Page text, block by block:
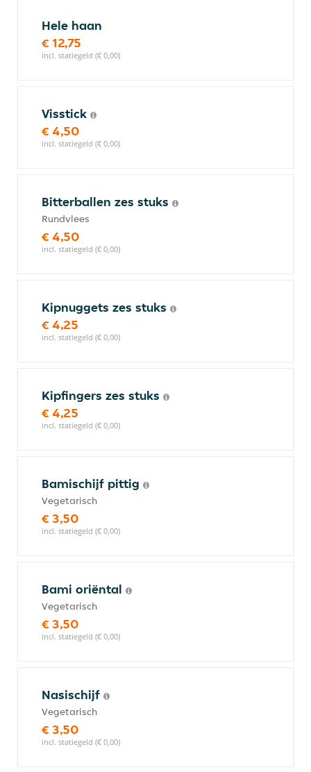
Hele haan
€ 12,75
incl. statiegeld (€ 0,00)
Visstick
€ 4,50
incl. statiegeld (€ 0,00)
Bitterballen zes stuks
Rundvlees
€ 4,50
incl. statiegeld (€ 0,00)
Kipnuggets zes stuks
€ 4,25
incl. statiegeld (€ 0,00)
Kipfingers zes stuks
€ 4,25
incl. statiegeld (€ 0,00)
Bamischijf pittig
Vegetarisch
€ 3,50
incl. statiegeld (€ 0,00)
Bami oriëntal
Vegetarisch
€ 3,50
incl. statiegeld (€ 0,00)
Nasischijf
Vegetarisch
€ 3,50
incl. statiegeld (€ 0,00)